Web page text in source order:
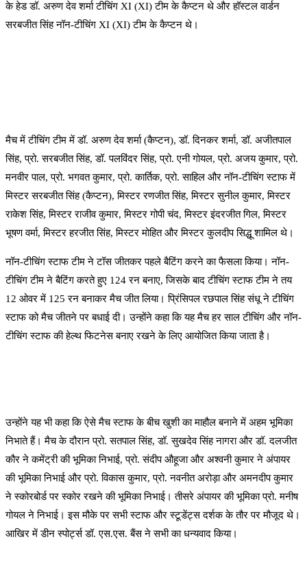
के हेड डॉ. अरुण देव शर्मा टीचिंग XI (XI) टीम के कैप्टन थे और हॉस्टल वार्डन
सरबजीत सिंह नॉन-टीचिंग XI (XI) टीम के कैप्टन थे।
मैच में टीचिंग टीम में डॉ. अरुण देव शर्मा (कैप्टन), डॉ. दिनकर शर्मा, डॉ. अजीतपाल
सिंह, प्रो. सरबजीत सिंह, डॉ. पलविंदर सिंह, प्रो. एनी गोयल, प्रो. अजय कुमार, प्रो.
मनवीर पाल, प्रो. भगवत कुमार, प्रो. कार्तिक, प्रो. साहिल और नॉन-टीचिंग स्टाफ में
मिस्टर सरबजीत सिंह (कैप्टन), मिस्टर रणजीत सिंह, मिस्टर सुनील कुमार, मिस्टर
राकेश सिंह, मिस्टर राजीव कुमार, मिस्टर गोपी चंद, मिस्टर इंदरजीत गिल, मिस्टर
भूषण वर्मा, मिस्टर हरजीत सिंह, मिस्टर मोहित और मिस्टर कुलदीप सिद्धू शामिल थे।
नॉन-टीचिंग स्टाफ टीम ने टॉस जीतकर पहले बैटिंग करने का फैसला किया। नॉन-
टीचिंग टीम ने बैटिंग करते हुए 124 रन बनाए, जिसके बाद टीचिंग स्टाफ टीम ने तय
12 ओवर में 125 रन बनाकर मैच जीत लिया। प्रिंसिपल रछपाल सिंह संधू ने टीचिंग
स्टाफ को मैच जीतने पर बधाई दी। उन्होंने कहा कि यह मैच हर साल टीचिंग और नॉन-
टीचिंग स्टाफ की हेल्थ फिटनेस बनाए रखने के लिए आयोजित किया जाता है।
उन्होंने यह भी कहा कि ऐसे मैच स्टाफ के बीच खुशी का माहौल बनाने में अहम भूमिका
निभाते हैं। मैच के दौरान प्रो. सतपाल सिंह, डॉ. सुखदेव सिंह नागरा और डॉ. दलजीत
कौर ने कमेंट्री की भूमिका निभाई, प्रो. संदीप औहूजा और अश्वनी कुमार ने अंपायर
की भूमिका निभाई और प्रो. विकास कुमार, प्रो. नवनीत अरोड़ा और अमनदीप कुमार
ने स्कोरबोर्ड पर स्कोर रखने की भूमिका निभाई। तीसरे अंपायर की भूमिका प्रो. मनीष
गोयल ने निभाई। इस मौके पर सभी स्टाफ और स्टूडेंट्स दर्शक के तौर पर मौजूद थे।
आखिर में डीन स्पोर्ट्स डॉ. एस.एस. बैंस ने सभी का धन्यवाद किया।